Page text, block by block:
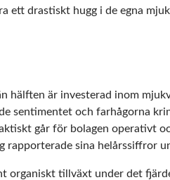
ett drastiskt hugg i de egna
hälften är investerad inom
sentimentet och farhågorna
går för bolagen operativt
rapporterade sina helårssiffror
organiskt tillväxt under det